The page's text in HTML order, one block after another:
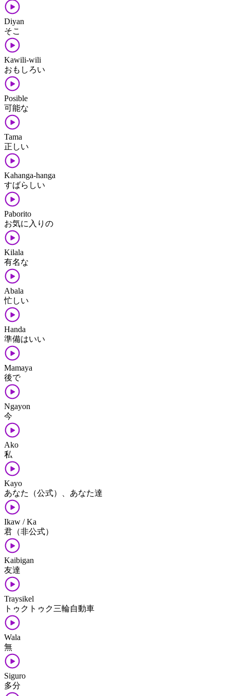
Diyan
そこ
Kawili-wili
おもしろい
Posible
可能な
Tama
正しい
Kahanga-hanga
すばらしい
Paborito
お気に入りの
Kilala
有名な
Abala
忙しい
Handa
準備はいい
Mamaya
後で
Ngayon
今
Ako
私
Kayo
あなた（公式）、あなた達
Ikaw / Ka
君（非公式）
Kaibigan
友達
Traysikel
トゥクトゥク三輪自動車
Wala
無
Siguro
多分